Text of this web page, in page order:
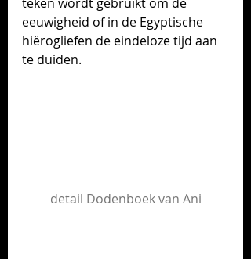
teken wordt gebruikt om de
eeuwigheid of in de Egyptische
hiërogliefen de eindeloze tijd aan
te duiden.
detail Dodenboek van Ani